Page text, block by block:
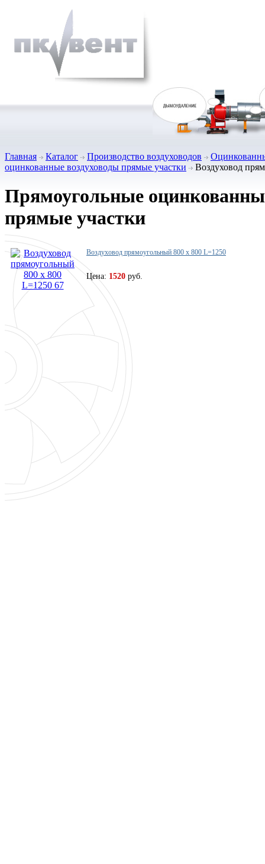
Главная Каталог Производство воздуховодов
оцинкованные воздуховоды прямые участки
Воздуховод
Прямоугольные
прямые участки
Воздуховод прямоугольный 800 х 800 L=1250
Цена: 1520 руб.